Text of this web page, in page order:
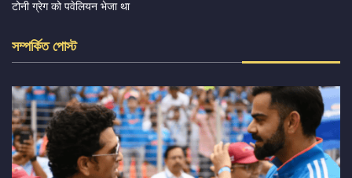
टोनी ग्रेग को पवेलियन भेजा था
সম্পর্কিত পোস্ট